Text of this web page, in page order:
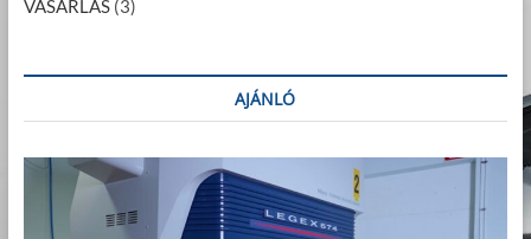
VÁSÁRLÁS(3)
AJÁNLÓ